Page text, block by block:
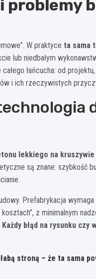
problemy
W praktyce ta sama
lub niedbałym
łańcucha: od
i ich rzeczywistych
lekkiego na
są znane: szybkość
Prefabrykacja
z minimalnym
Każdy błąd na rysunku
stroną – że ta sama